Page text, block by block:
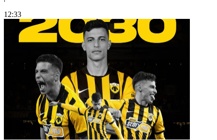
12:33